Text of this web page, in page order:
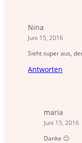
Nina
Juni 15, 2016
Sieht super aus,
Antworten
maria
Juni 15, 2016
Danke 🙂